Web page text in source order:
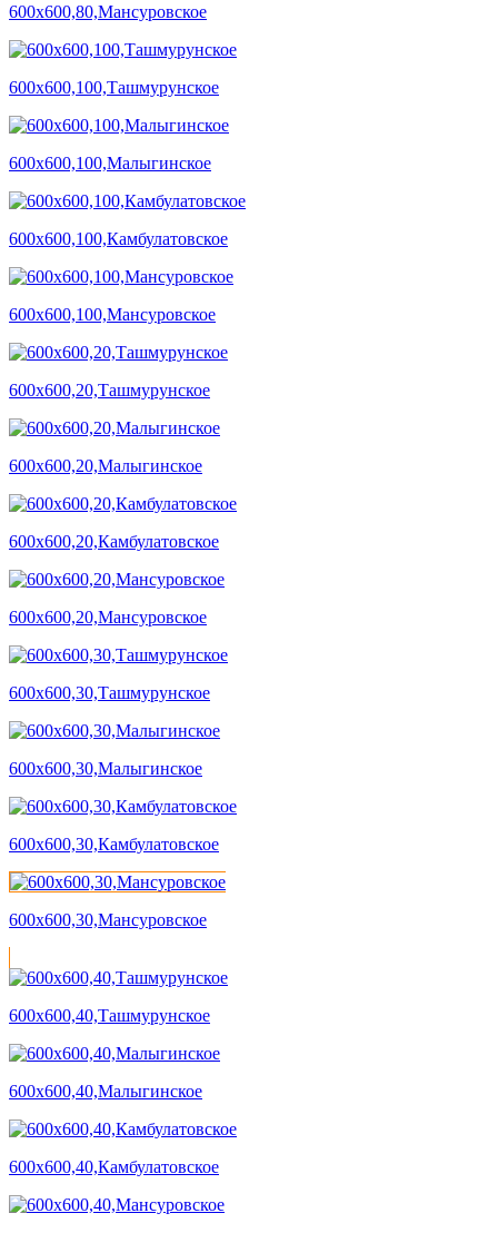
600х600,80,Мансуровское
600х600,100,Ташмурунское
600х600,100,Малыгинское
600х600,100,Камбулатовское
600х600,100,Мансуровское
600х600,20,Ташмурунское
600х600,20,Малыгинское
600х600,20,Камбулатовское
600х600,20,Мансуровское
600х600,30,Ташмурунское
600х600,30,Малыгинское
600х600,30,Камбулатовское
600х600,30,Мансуровское
600х600,40,Ташмурунское
600х600,40,Малыгинское
600х600,40,Камбулатовское